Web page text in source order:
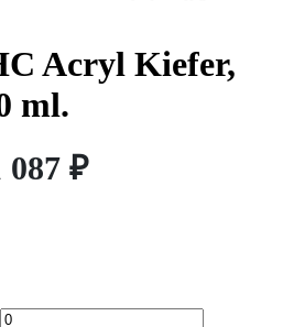
Acryl Kiefer,
ml.
087 ₽